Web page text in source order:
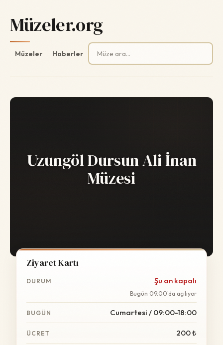
Müzeler.org
Müzeler Haberler
Arama:
Uzungöl Dursun Ali İnan
Müzesi
Ziyaret Kartı
DURUM Şu an kapalı
Bugün 09.00'da açılıyor
BUGÜN Cumartesi / 09:00-18:00
ÜCRET 200 ₺